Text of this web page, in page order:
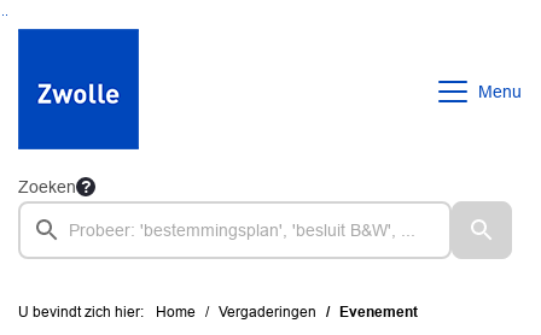
Ga naar de inhoud van deze pagina
Ga naar het zoeken
Ga naar het menu
Menu
Zoeken
U bevindt zich hier: Home Vergaderingen Evenement